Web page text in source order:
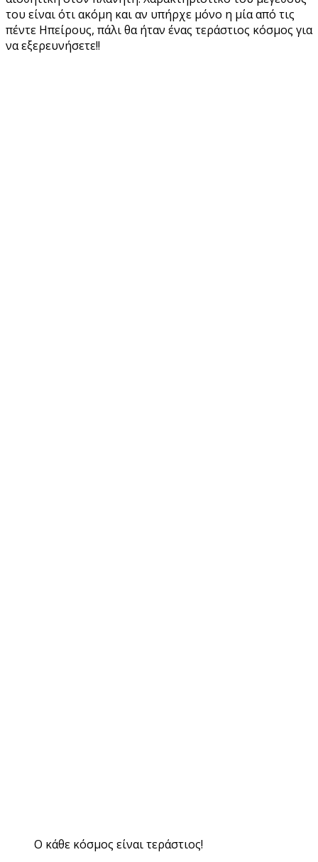
του είναι ότι ακόμη και αν υπήρχε μόνο η μία από τις
πέντε Ηπείρους, πάλι θα ήταν ένας τεράστιος κόσμος για
να εξερευνήσετε!!
Ο κάθε κόσμος είναι τεράστιος!